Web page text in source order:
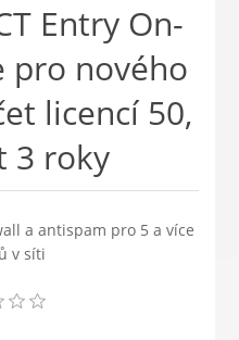
Entry On-
pro nového
licencí 50,
3 roky
a antispam pro 5 a více
v síti